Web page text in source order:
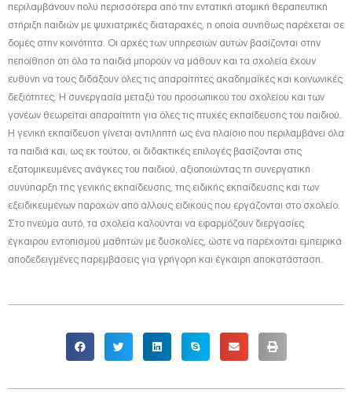
περιλαμβάνουν πολύ περισσότερα από την εντατική ατομική θεραπευτική
στήριξη παιδιών με ψυχιατρικές διαταραχές, η οποία συνήθως παρέχεται σε
δομές στην κοινότητα. Οι αρχές των υπηρεσιών αυτών βασίζονται στην
πεποίθηση ότι όλα τα παιδιά μπορούν να μάθουν και τα σχολεία έχουν
ευθύνη να τους διδάξουν όλες τις απαραίτητες ακαδημαϊκές και κοινωνικές
δεξιότητες. Η συνεργασία μεταξύ του προσωπικού του σχολείου και των
γονέων θεωρείται απαραίτητη για όλες τις πτυχές εκπαίδευσης του παιδιού.
Η γενική εκπαίδευση γίνεται αντιληπτή ως ένα πλαίσιο που περιλαμβάνει όλα
τα παιδιά και, ως εκ τούτου, οι διδακτικές επιλογές βασίζονται στις
εξατομικευμένες ανάγκες του παιδιού, αξιοποιώντας τη συνεργατική
συνύπαρξη της γενικής εκπαίδευσης, της ειδικής εκπαίδευσης και των
εξειδικευμένων παροχών από άλλους ειδικούς που εργάζονται στο σχολείο.
Στο πνεύμα αυτό, τα σχολεία καλούνται να εφαρμόζουν διεργασίες
έγκαιρου εντοπισμού μαθητών με δυσκολίες, ώστε να παρέχονται εμπειρικά
αποδεδειγμένες παρεμβάσεις για γρήγορη και έγκαιρη αποκατάσταση.